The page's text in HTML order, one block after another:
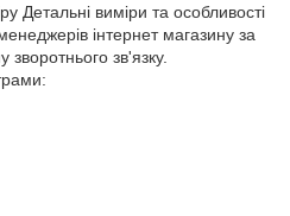
Детальні виміри та особливості
інтернет магазину за
зв'язку.